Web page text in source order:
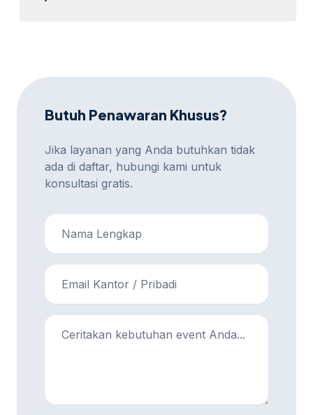
Butuh Penawaran Khusus?
Jika layanan yang Anda butuhkan tidak
ada di daftar, hubungi kami untuk
konsultasi gratis.